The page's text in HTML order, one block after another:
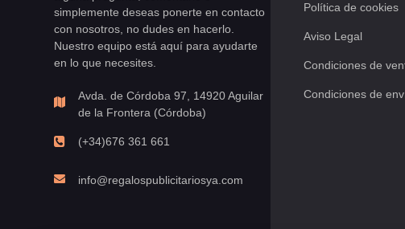
simplemente deseas ponerte en contacto
con nosotros, no dudes en hacerlo.
Nuestro equipo está aquí para ayudarte
en lo que necesites.
Avda. de Córdoba 97, 14920 Aguilar
de la Frontera (Córdoba)
(+34)676 361 661
info@regalospublicitariosya.com
Política de cookies
Aviso Legal
Condiciones de
Condiciones de